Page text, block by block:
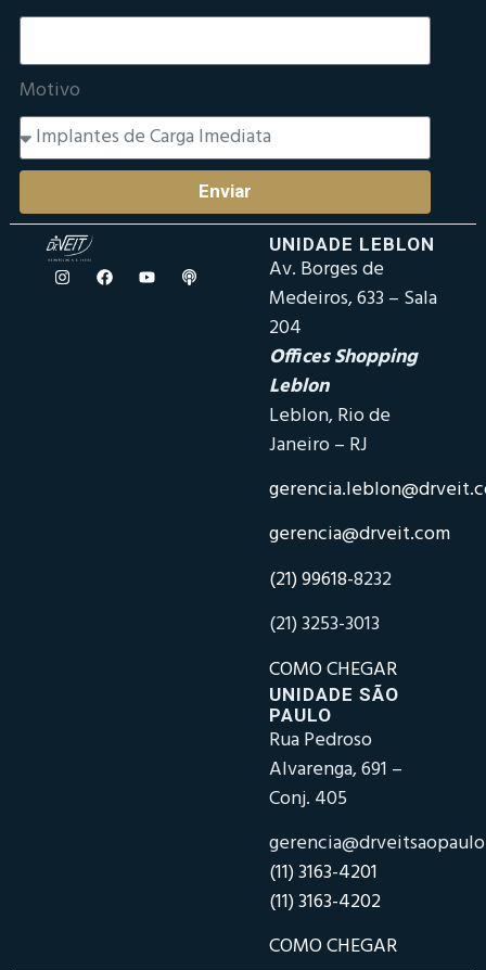
Motivo
Enviar
UNIDADE LEBLON
Av. Borges de
Medeiros, 633 – Sala
204
Offices Shopping
Leblon
Leblon, Rio de
Janeiro – RJ
gerencia@drveit.com
(21) 99618-8232
(21) 3253-3013
COMO CHEGAR
UNIDADE SÃO
PAULO
Rua Pedroso
Alvarenga, 691 –
Conj. 405
(11) 3163-4201
(11) 3163-4202
COMO CHEGAR